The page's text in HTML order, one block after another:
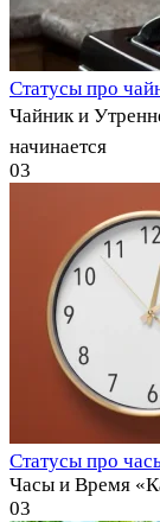
Статусы про
Чайник и
начинается
03
Статусы про
Часы и Время
03